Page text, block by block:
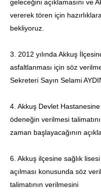
geleceğini açıklamasını ve
vererek tören için
bekliyoruz.
3. 2012 yılında Akkuş
asfaltlanması için söz
Sekreteri Sayın Selami
4. Akkuş Devlet
ödeneğin verilmesi
zaman başlayacağının
6. Akkuş ilçesine sağlık
açılması konusunda söz
talimatının verilmesini